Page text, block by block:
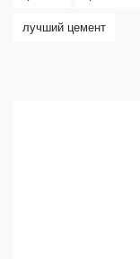
лучший цемент